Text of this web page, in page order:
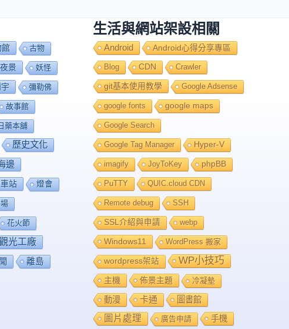
館 古物
夜景 妖怪
彌勒佛
故事館
藥本舖
歷史文化
邊
站 燈會
花火節
光工廠
離島
生活與網站架設相關
Android Android心得分享專區
Blog CDN Crawler
git基本使用教學 Google Adsense
google fonts google maps
Google Search
Google Tag Manager Hyper-V
imagify JoyToKey phpBB
PuTTY QUIC.cloud CDN
Remote debug SSH
SSL介紹與申請 webp
Windows11 WordPress 搬家
wordpress架站 WP小技巧
主機 佈景主題 冷凝墊
動漫 卡通 圖書館
圖片處理 廣告申請 手機